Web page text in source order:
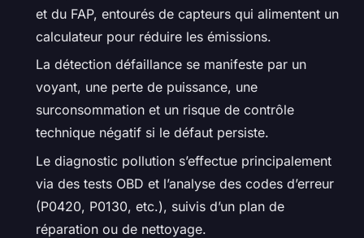
et du FAP, entourés de capteurs qui alimentent un
calculateur pour réduire les émissions.
La détection défaillance se manifeste par un
voyant, une perte de puissance, une
surconsommation et un risque de contrôle
technique négatif si le défaut persiste.
Le diagnostic pollution s’effectue principalement
via des tests OBD et l’analyse des codes d’erreur
(P0420, P0130, etc.), suivis d’un plan de
réparation ou de nettoyage.